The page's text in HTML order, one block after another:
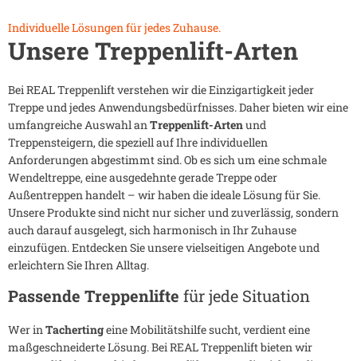
Individuelle Lösungen für jedes Zuhause.
Unsere Treppenlift-Arten
Bei REAL Treppenlift verstehen wir die Einzigartigkeit jeder
Treppe und jedes Anwendungsbedürfnisses. Daher bieten wir eine
umfangreiche Auswahl anTreppenlift-Artenund
Treppensteigern, die speziell auf Ihre individuellen
Anforderungen abgestimmt sind. Ob es sich um eine schmale
Wendeltreppe, eine ausgedehnte gerade Treppe oder
Außentreppen handelt – wir haben die ideale Lösung für Sie.
Unsere Produkte sind nicht nur sicher und zuverlässig, sondern
auch darauf ausgelegt, sich harmonisch in Ihr Zuhause
einzufügen. Entdecken Sie unsere vielseitigen Angebote und
erleichtern Sie Ihren Alltag.
Passende Treppenlifte für jede Situation
Wer inTachertingeine Mobilitätshilfe sucht, verdient eine
maßgeschneiderte Lösung. Bei REAL Treppenlift bieten wir